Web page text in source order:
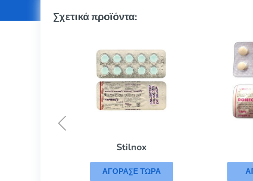
Σχετικά προϊόντα:
Stilnox
ΑΓΟΡΑΣΕ ΤΩΡΑ